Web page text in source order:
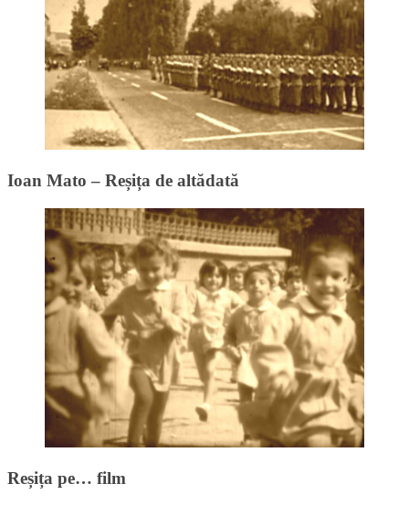
Ioan Mato – Reșița de altădată
Reșița pe… film